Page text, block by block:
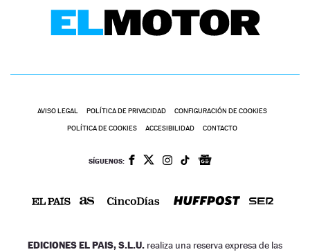
AVISO LEGAL POLÍTICA DE PRIVACIDAD CONFIGURACIÓN DE COOKIES
POLÍTICA DE COOKIES ACCESIBILIDAD CONTACTO
SÍGUENOS:
EDICIONES EL PAIS, S.L.U. realiza una reserva expresa de las